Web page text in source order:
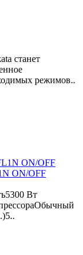
станет
режимов..
ON/OFF
Вт